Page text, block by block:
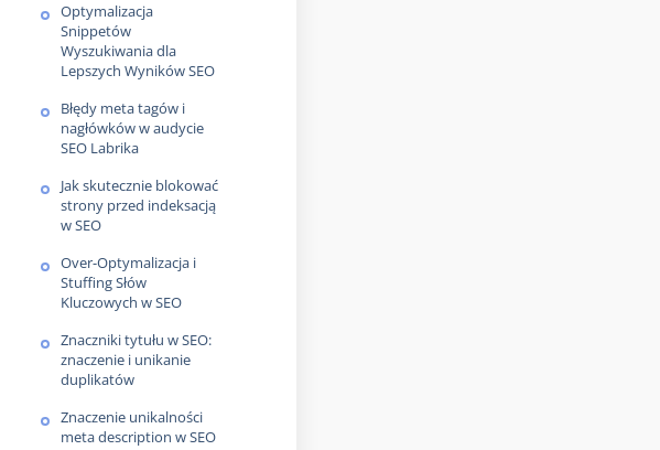
Optymalizacja
Snippetów
Wyszukiwania dla
Lepszych Wyników SEO
Błędy meta tagów i
nagłówków w audycie
SEO Labrika
Jak skutecznie blokować
strony przed indeksacją
w SEO
Over-Optymalizacja i
Stuffing Słów
Kluczowych w SEO
Znaczniki tytułu w SEO:
znaczenie i unikanie
duplikatów
Znaczenie unikalności
meta description w SEO